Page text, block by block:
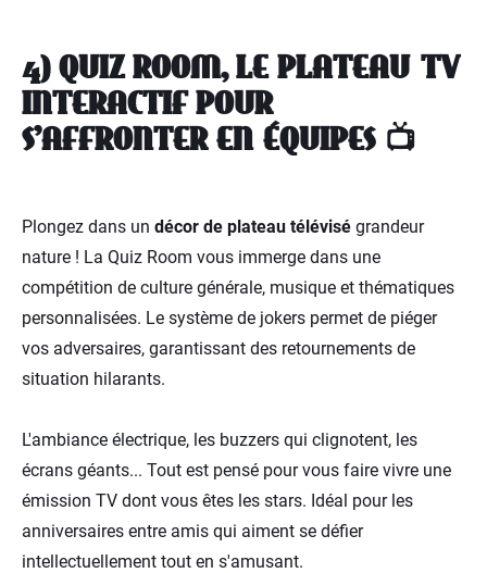
4) QUIZ ROOM, LE PLATEAU TV
INTERACTIF POUR
S'AFFRONTER EN ÉQUIPES 📺
Plongez dans un décor de plateau télévisé grandeur
nature ! La Quiz Room vous immerge dans une
compétition de culture générale, musique et thématiques
personnalisées. Le système de jokers permet de piéger
vos adversaires, garantissant des retournements de
situation hilarants.
L'ambiance électrique, les buzzers qui clignotent, les
écrans géants... Tout est pensé pour vous faire vivre une
émission TV dont vous êtes les stars. Idéal pour les
anniversaires entre amis qui aiment se défier
intellectuellement tout en s'amusant.